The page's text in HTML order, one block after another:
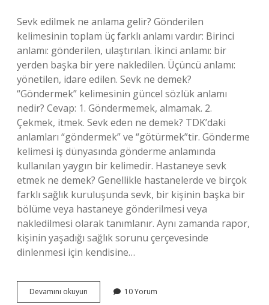
Sevk edilmek ne anlama gelir? Gönderilen
kelimesinin toplam üç farklı anlamı vardır: Birinci
anlamı: gönderilen, ulaştırılan. İkinci anlamı: bir
yerden başka bir yere nakledilen. Üçüncü anlamı:
yönetilen, idare edilen. Sevk ne demek?
“Göndermek” kelimesinin güncel sözlük anlamı
nedir? Cevap: 1. Göndermemek, almamak. 2.
Çekmek, itmek. Sevk eden ne demek? TDK’daki
anlamları “göndermek” ve “götürmek”tir. Gönderme
kelimesi iş dünyasında gönderme anlamında
kullanılan yaygın bir kelimedir. Hastaneye sevk
etmek ne demek? Genellikle hastanelerde ve birçok
farklı sağlık kuruluşunda sevk, bir kişinin başka bir
bölüme veya hastaneye gönderilmesi veya
nakledilmesi olarak tanımlanır. Aynı zamanda rapor,
kişinin yaşadığı sağlık sorunu çerçevesinde
dinlenmesi için kendisine…
Devamını okuyun
Etmek
10 Yorum